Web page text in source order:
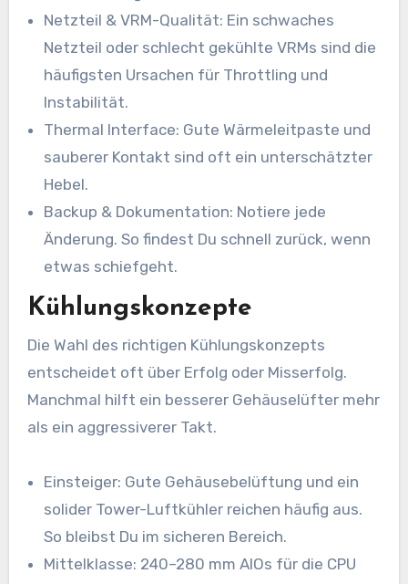
Netzteil & VRM-Qualität: Ein schwaches
Netzteil oder schlecht gekühlte VRMs sind die
häufigsten Ursachen für Throttling und
Instabilität.
Thermal Interface: Gute Wärmeleitpaste und
sauberer Kontakt sind oft ein unterschätzter
Hebel.
Backup & Dokumentation: Notiere jede
Änderung. So findest Du schnell zurück, wenn
etwas schiefgeht.
Kühlungskonzepte
Die Wahl des richtigen Kühlungskonzepts
entscheidet oft über Erfolg oder Misserfolg.
Manchmal hilft ein besserer Gehäuselüfter mehr
als ein aggressiverer Takt.
Einsteiger: Gute Gehäusebelüftung und ein
solider Tower-Luftkühler reichen häufig aus.
So bleibst Du im sicheren Bereich.
Mittelklasse: 240–280 mm AIOs für die CPU